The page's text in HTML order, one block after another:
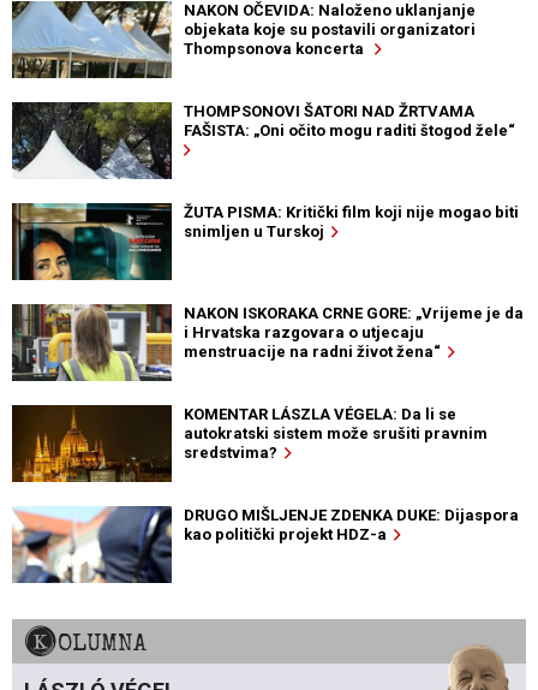
NAKON OČEVIDA: Naloženo uklanjanje
objekata koje su postavili organizatori
Thompsonova koncerta
THOMPSONOVI ŠATORI NAD ŽRTVAMA
FAŠISTA: „Oni očito mogu raditi štogod žele“
ŽUTA PISMA: Kritički film koji nije mogao biti
snimljen u Turskoj
NAKON ISKORAKA CRNE GORE: „Vrijeme je da
i Hrvatska razgovara o utjecaju
menstruacije na radni život žena“
KOMENTAR LÁSZLA VÉGELA: Da li se
autokratski sistem može srušiti pravnim
sredstvima?
DRUGO MIŠLJENJE ZDENKA DUKE: Dijaspora
kao politički projekt HDZ-a
KOLUMNA